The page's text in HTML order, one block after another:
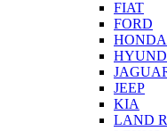
FIAT
FORD
HONDA
JEEP
KIA
LAND